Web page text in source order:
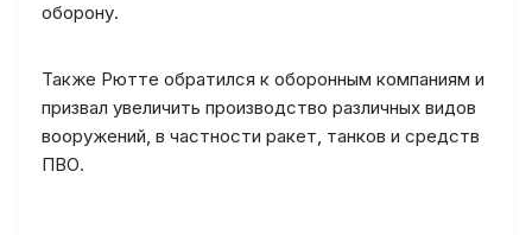
оборону.
Также Рютте обратился к оборонным компаниям и
призвал увеличить производство различных видов
вооружений, в частности ракет, танков и средств
ПВО.